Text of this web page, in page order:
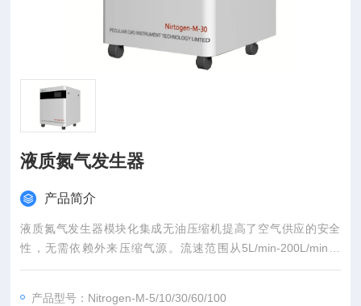
液质氮气发生器
产品简介
液质氮气发生器模块化集成无油压缩机提高了空气供应的安全
性，无需依赖外来压缩气源。流速范围从5L/min-200L/min可
选，可同时为一台或多台仪器供应氮气。
产品型号：Nitrogen-M-5/10/30/60/100